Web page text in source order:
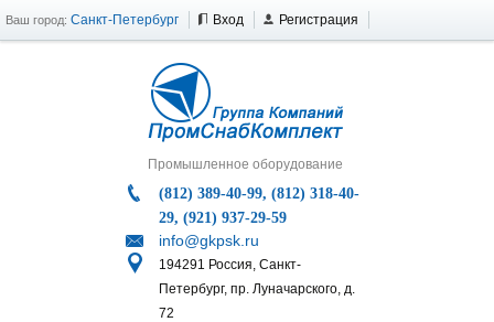
Ваш город: Санкт-Петербург Вход Регистрация
Промышленное оборудование
(812) 389-40-99, (812) 318-40-
29, (921) 937-29-59
info@gkpsk.ru
194291 Россия, Санкт-
Петербург, пр. Луначарского, д.
72